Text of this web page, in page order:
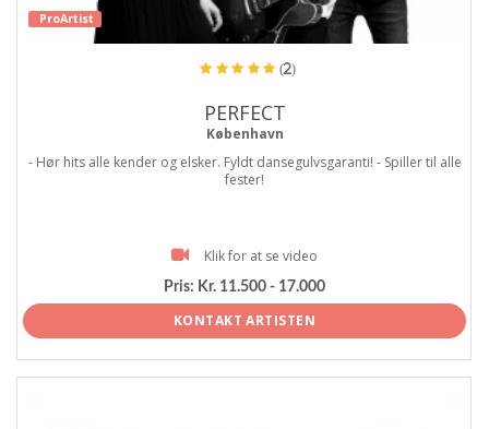
ProArtist
(2)
PERFECT
København
- Hør hits alle kender og elsker. Fyldt dansegulvsgaranti! - Spiller til alle
fester!
Klik for at se video
Pris: Kr. 11.500 - 17.000
KONTAKT ARTISTEN